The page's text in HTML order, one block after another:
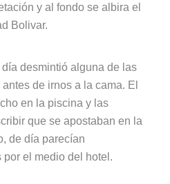
y al fondo se albira el
Bolivar.
desmintió alguna de las
de irnos a la cama. El
en la piscina y las
que se apostaban en la
de día parecían
el medio del hotel.